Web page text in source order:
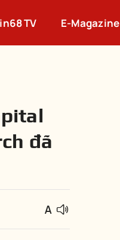
TV E-Magazine
đã